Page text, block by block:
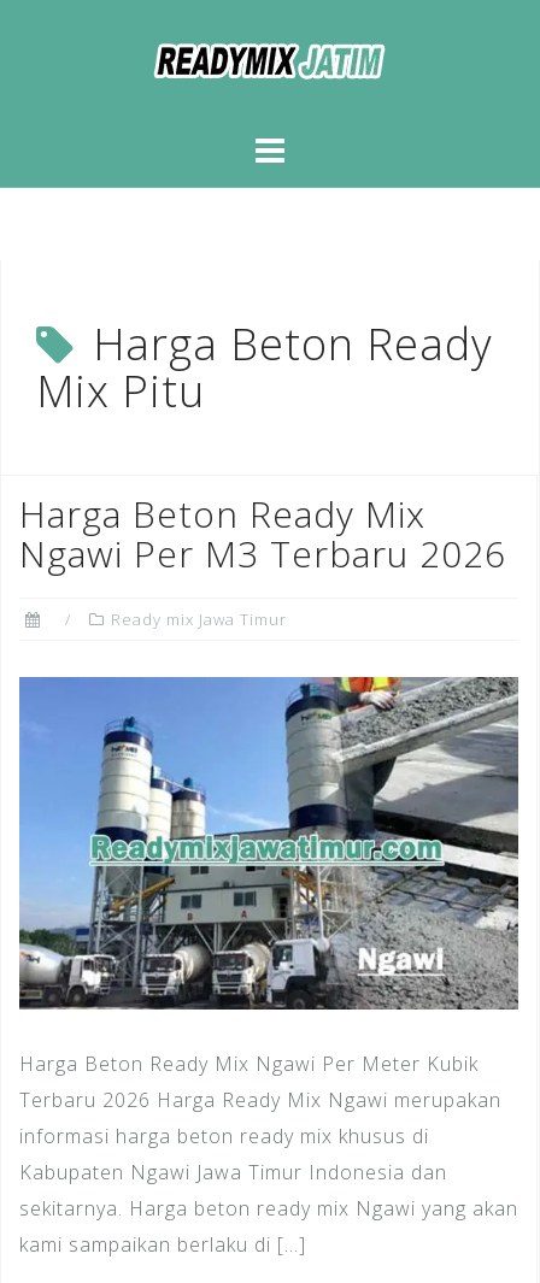
Harga Beton Ready
Mix Pitu
Harga Beton Ready Mix
Ngawi Per M3 Terbaru 2026
Ready mix Jawa Timur
Harga Beton Ready Mix Ngawi Per Meter Kubik
Terbaru 2026 Harga Ready Mix Ngawi merupakan
informasi harga beton ready mix khusus di
Kabupaten Ngawi Jawa Timur Indonesia dan
sekitarnya. Harga beton ready mix Ngawi yang akan
kami sampaikan berlaku di […]